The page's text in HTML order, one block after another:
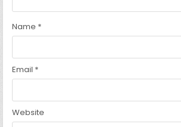
Name *
Email *
Website